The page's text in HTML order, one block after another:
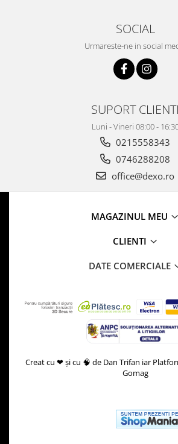
SOCIAL
Urmareste-ne in social
SUPORT CLIENTI
Luni - Vineri 08:00 -
0215558343
0746288208
office@dexo.ro
MAGAZINUL MEU
CLIENTI
DATE COMERCIALE
Creat cu ❤ și cu 🧠 de Dan Trifan iar
Gomag